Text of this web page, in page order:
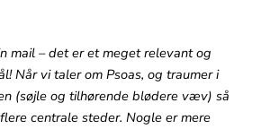
mail – det er et meget relevant og
Når vi taler om Psoas, og traumer i
(søjle og tilhørende blødere væv) så
centrale steder. Nogle er mere